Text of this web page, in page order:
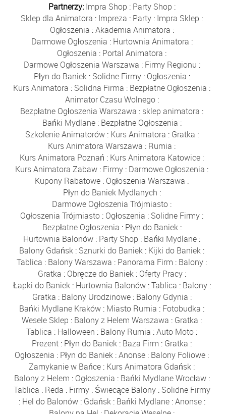
Partnerzy: Impra Shop : Party Shop :
Sklep dla Animatora : Impreza : Party : Impra Sklep :
Ogłoszenia :Akademia Animatora :
Darmowe Ogłoszenia : Hurtownia Animatora :
Ogłoszenia : Portal Animatora :
Darmowe Ogłoszenia Warszawa : Firmy Regionu :
Płyn do Baniek: Solidne Firmy: Ogłoszenia :
Kurs Animatora : Solidna Firma : Bezpłatne Ogłoszenia :
Animator Czasu Wolnego:
Bezpłatne Ogłoszenia Warszawa : sklep animatora :
Bańki Mydlane: Bezpłatne Ogłoszenia :
Szkolenie Animatorów: Kurs Animatora : Gratka :
Kurs Animatora Warszawa : Rumia :
Kurs Animatora Poznań : Kurs Animatora Katowice :
Kurs Animatora Zabaw : Firmy : Darmowe Ogłoszenia :
Kupony Rabatowe : Ogłoszenia Warszawa :
Płyn do Baniek Mydlanych :
Darmowe Ogłoszenia Trójmiasto :
Ogłoszenia Trójmiasto : Ogłoszenia : Solidne Firmy :
Bezpłatne Ogłoszenia : Płyn do Baniek:
Hurtownia Balonów : Party Shop : Bańki Mydlane :
Balony Gdańsk : Sznurki do Baniek : Kijki do Baniek :
Tablica : Balony Warszawa : Panorama Firm : Balony :
Gratka : Obręcze do Baniek: Oferty Pracy:
Łapki do Baniek: Hurtownia Balonów:Tablica : Balony:
Gratka : Balony Urodzinowe: Balony Gdynia :
Bańki Mydlane Kraków : Miasto Rumia : Fotobudka :
Wesele Sklep : Balony z Helem Warszawa : Gratka :
Tablica : Halloween : Balony Rumia :Auto Moto :
Prezent : Płyn do Baniek : Baza Firm : Gratka :
Ogłoszenia : Płyn do Baniek :Anonse : Balony Foliowe :
Zamykanie w Bańce : Kurs Animatora Gdańsk :
Balony z Helem : Ogłoszenia : Bańki Mydlane Wrocław:
Tablica : Reda : Firmy: Świecące Balony: Solidne Firmy
: Hel do Balonów: Gdańsk: Bańki Mydlane:Anonse: